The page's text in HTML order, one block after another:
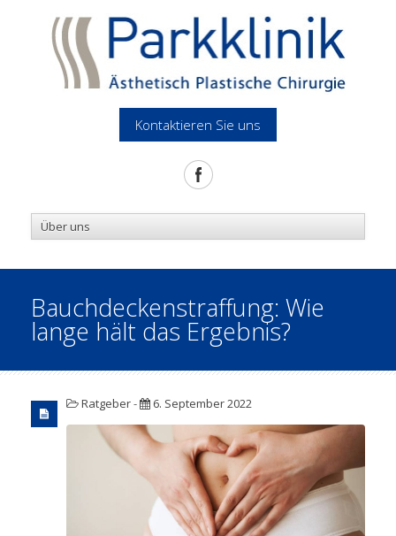
Kontaktieren Sie uns
Bauchdeckenstraffung: Wie
lange hält das Ergebnis?
Ratgeber- 6. September 2022